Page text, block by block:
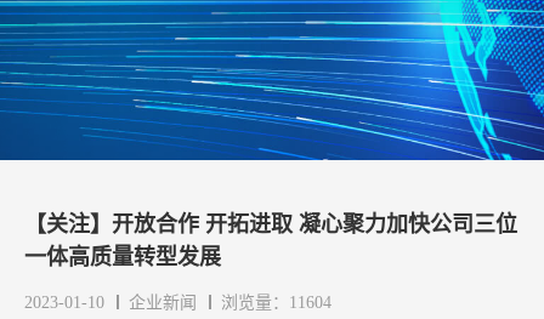
【关注】开放合作 开拓进取 凝心聚力加快公司三位
一体高质量转型发展
2023-01-10 企业新闻 浏览量：11604